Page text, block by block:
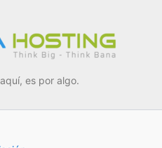
es por algo.